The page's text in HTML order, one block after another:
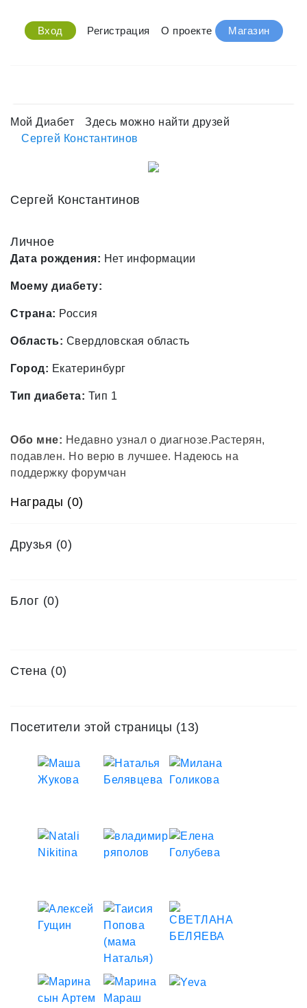
Вход Регистрация О проекте Магазин
Мой Диабет
Здесь можно найти друзей
Сергей Константинов
Сергей Константинов
Личное
Дата рождения: Нет информации
Моему диабету:
Страна: Россия
Область: Свердловская область
Город: Екатеринбург
Тип диабета: Тип 1
Обо мне: Недавно узнал о диагнозе.Растерян,
подавлен. Но верю в лучшее. Надеюсь на
поддержку форумчан
Награды (0)
Друзья (0)
Блог (0)
Стена (0)
Посетители этой страницы (13)